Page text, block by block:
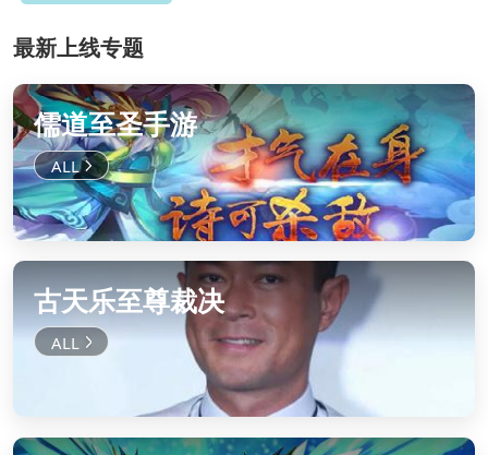
最新上线专题
儒道至圣手游
古天乐至尊裁决